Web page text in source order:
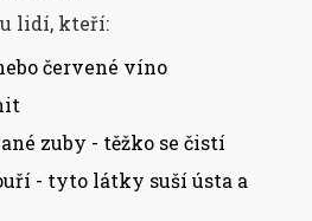
u lidí, kteří:
červené víno
zuby - těžko se čistí
- tyto látky suší ústa a